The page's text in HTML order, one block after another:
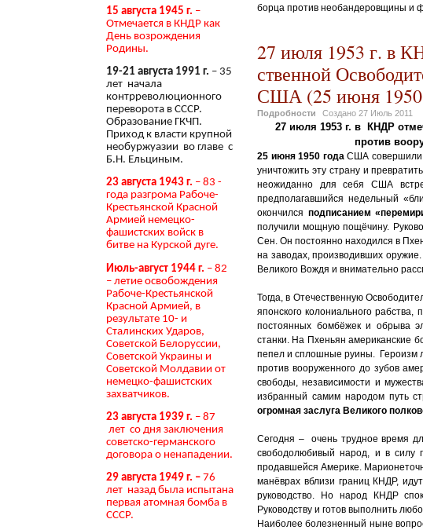
борца против необандеровщины и
27 июля 1953 г. в
ственной
США (25 июня 1950
Подробности Создано 27 Июль 2011
27 июля 1953 г. в КНДР
против
25 июня 1950 годаСША совершили
уничтожить эту страну и
неожиданно для себя США
предполагавшийся недельный
окончился подписанием
получили мощную пощёчину.
Сен. Он постоянно находился в
на заводах, производивших
Великого Вождя и внимательно
Тогда, в Отечественную
японского колониального
постоянных бомбёжек и обрыва
станки. На Пхеньян американские
пепел и сплошные руины. Героизм
против вооруженного до зубов
свободы, независимости и
избранный самим народом путь
огромная заслуга Великого
Сегодня – очень трудное время
свободолюбивый народ, и в силу
продавшейся Америке.
манёврах вблизи границ КНДР,
руководство. Но народ КНДР
Руководству и готов выполнить
Наиболее болезненный ныне
15 августа 1945 г. –
Отмечается в КНДР как
День возрождения
Родины.
19-21 августа 1991 г. – 35
лет начала
контрреволюционного
переворота в СССР.
Образование ГКЧП.
Приход к власти крупной
необуржуазии во главе с
Б.Н. Ельциным.
23 августа 1943 г. – 83 -
года разгрома Рабоче-
Крестьянской Красной
Армией немецко-
фашистских войск в
битве на Курской дуге.
Июль-август 1944 г. – 82
– летие освобождения
Рабоче-Крестьянской
Красной Армией, в
результате 10- и
Сталинских Ударов,
Советской Белоруссии,
Советской Украины и
Советской Молдавии от
немецко-фашистских
захватчиков.
23 августа 1939 г. – 87
лет со дня заключения
советско-германского
договора о ненападении.
29 августа 1949 г. – 76
лет назад была испытана
первая атомная бомба в
СССР.